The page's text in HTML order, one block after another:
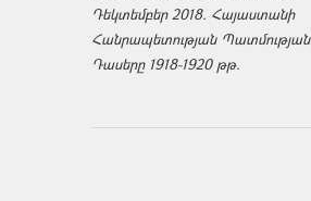
Դեկտեմբեր 2018. Հայաստանի
Հանրապետության Պատմության
Դասերը 1918-1920 թթ.